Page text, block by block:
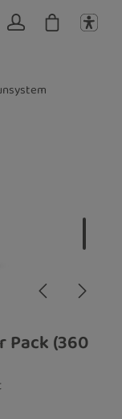
Pack (360